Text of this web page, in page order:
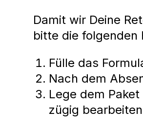
Damit wir Deine
bitte die folgenden
Fülle das
Nach dem
Lege dem
zügig